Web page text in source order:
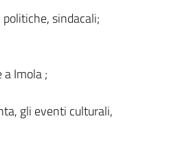
sindacali;
Imola ;
gli eventi culturali,